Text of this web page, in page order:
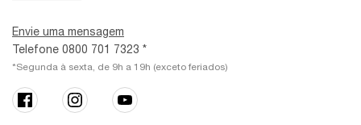
Envie uma mensagem
Telefone 0800 701 7323 *
*Segunda à sexta, de 9h a 19h (exceto feriados)